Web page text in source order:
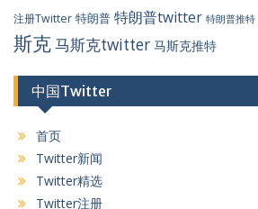
注册Twitter 特朗普 特朗普twitter 特朗普推特
斯克马斯克twitter 马斯克推特
中国Twitter
首页
Twitter新闻
Twitter精选
Twitter注册